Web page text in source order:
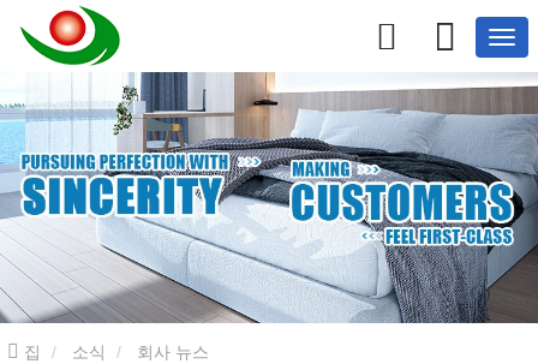
집 소식 회사 뉴스